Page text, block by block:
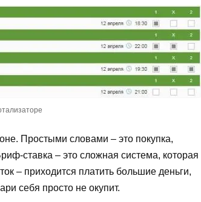
Простыми словами – это покупка,
ставка – это сложная система, которая
– приходится платить большие деньги,
себя просто не окупит.